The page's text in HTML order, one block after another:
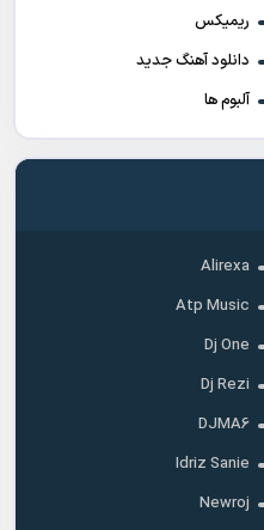
ریمیکس
دانلود آهنگ جدید
آلبوم ها
Alirexa
Atp Music
Dj One
Dj Rezi
DJMA6
Idriz Sanie
Newroj